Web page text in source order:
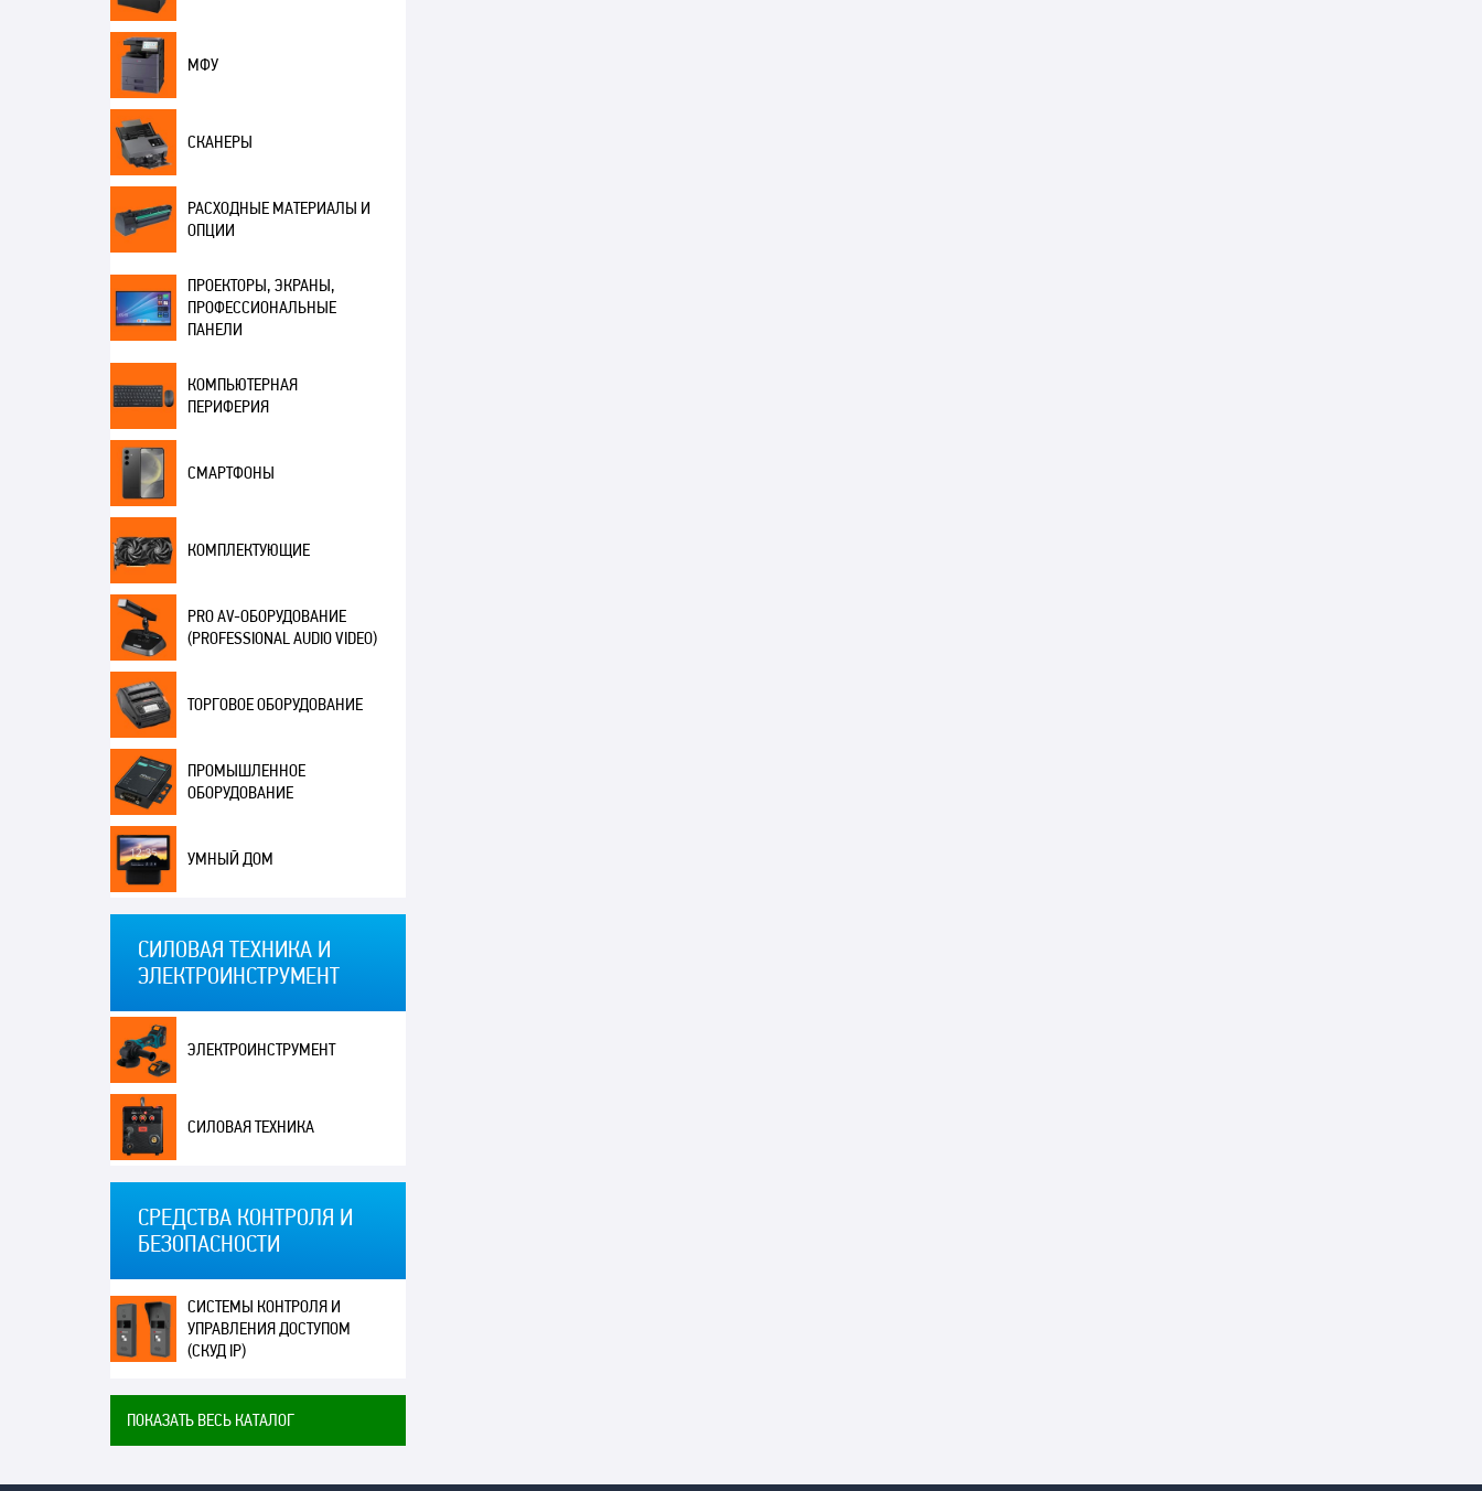
МФУ
СКАНЕРЫ
РАСХОДНЫЕ МАТЕРИАЛЫ И
ОПЦИИ
ПРОЕКТОРЫ, ЭКРАНЫ,
ПРОФЕССИОНАЛЬНЫЕ
ПАНЕЛИ
КОМПЬЮТЕРНАЯ
ПЕРИФЕРИЯ
СМАРТФОНЫ
КОМПЛЕКТУЮЩИЕ
PRO AV-ОБОРУДОВАНИЕ
(PROFESSIONAL AUDIO VIDEO)
ТОРГОВОЕ ОБОРУДОВАНИЕ
ПРОМЫШЛЕННОЕ
ОБОРУДОВАНИЕ
УМНЫЙ ДОМ
СИЛОВАЯ ТЕХНИКА И
ЭЛЕКТРОИНСТРУМЕНТ
ЭЛЕКТРОИНСТРУМЕНТ
СИЛОВАЯ ТЕХНИКА
СРЕДСТВА КОНТРОЛЯ И
БЕЗОПАСНОСТИ
СИСТЕМЫ КОНТРОЛЯ И
УПРАВЛЕНИЯ ДОСТУПОМ
(СКУД IP)
ПОКАЗАТЬ ВЕСЬ КАТАЛОГ